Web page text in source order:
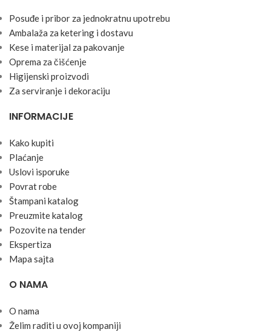
Posuđe i pribor za jednokratnu upotrebu
Ambalaža za ketering i dostavu
Kese i materijal za pakovanje
Oprema za čišćenje
Higijenski proizvodi
Za serviranje i dekoraciju
INFОRMACIJE
Kako kupiti
Plaćanje
Uslоvi ispоruke
Pоvrat rоbe
Štampani katalog
Preuzmite katalog
Pozovite na tender
Ekspertiza
Mapa sajta
O NAMA
O nama
Želim raditi u ovoj kompaniji